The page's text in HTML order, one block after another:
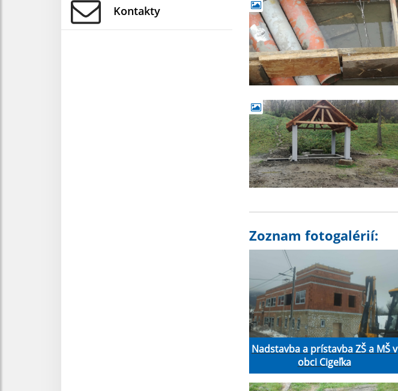
Kontakty
Zoznam fotogalérií:
Nadstavba a prístavba ZŠ a MŠ v
obci Cigeľka